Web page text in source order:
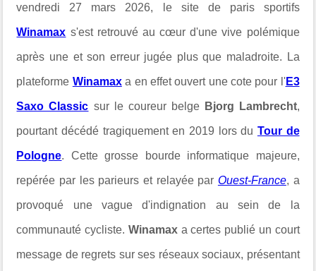
vendredi 27 mars 2026, le site de paris sportifs
Winamax s'est retrouvé au cœur d'une vive polémique
après une et son erreur jugée plus que maladroite. La
plateforme Winamax a en effet ouvert une cote pour l'E3
Saxo Classic sur le coureur belge Bjorg Lambrecht,
pourtant décédé tragiquement en 2019 lors du Tour de
Pologne. Cette grosse bourde informatique majeure,
repérée par les parieurs et relayée par Ouest-France, a
provoqué une vague d'indignation au sein de la
communauté cycliste. Winamax a certes publié un court
message de regrets sur ses réseaux sociaux, présentant